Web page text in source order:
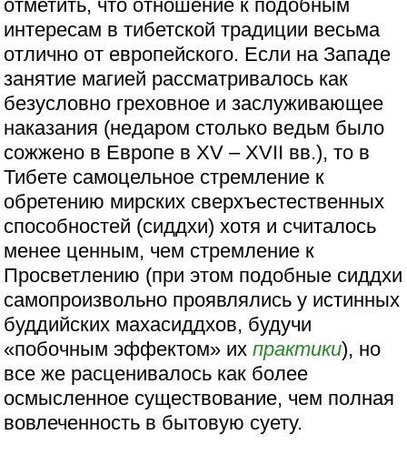
отметить, что отношение к подобным
интересам в тибетской традиции весьма
отлично от европейского. Если на Западе
занятие магией рассматривалось как
безусловно греховное и заслуживающее
наказания (недаром столько ведьм было
сожжено в Европе в XV – XVII вв.), то в
Тибете самоцельное стремление к
обретению мирских сверхъестественных
способностей (сиддхи) хотя и считалось
менее ценным, чем стремление к
Просветлению (при этом подобные сиддхи
самопроизвольно проявлялись у истинных
буддийских махасиддхов, будучи
«побочным эффектом» ихпрактики), но
все же расценивалось как более
осмысленное существование, чем полная
вовлеченность в бытовую суету.